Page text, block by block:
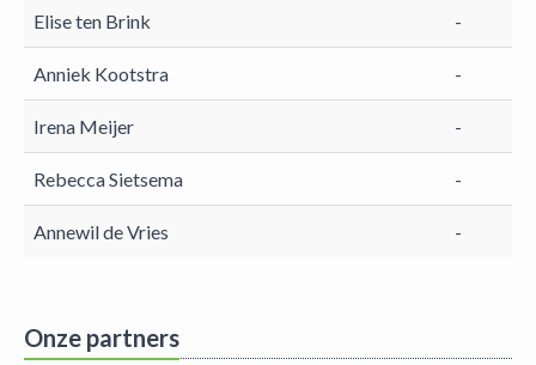
Elise ten Brink -
Anniek Kootstra -
Irena Meijer -
Rebecca Sietsema -
Annewil de Vries -
Onze partners